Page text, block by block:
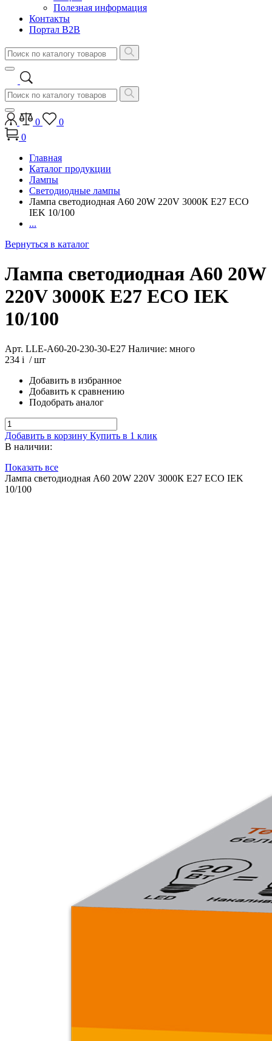
Полезная информация
Контакты
Портал B2B
0
0
0
Главная
Каталог продукции
Лампы
Светодиодные лампы
Лампа светодиодная A60 20W 220V 3000К E27 ECO
IEK 10/100
...
Вернуться в каталог
Лампа светодиодная A60 20W
220V 3000К E27 ECO IEK
10/100
Арт. LLE-A60-20-230-30-E27 Наличие: много
234 i / шт
Добавить в избранное
Добавить к сравнению
Подобрать аналог
Добавить в корзину Купить в 1 клик
В наличии:
Показать все
Лампа светодиодная A60 20W 220V 3000К E27 ECO IEK
10/100